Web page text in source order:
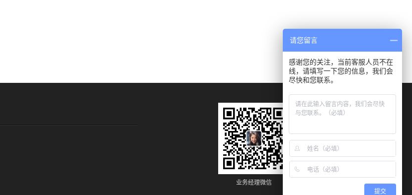
业务经理微信
请您留言
感谢您的关注，当前客服人员不在
线，请填写一下您的信息，我们会
尽快和您联系。
提交